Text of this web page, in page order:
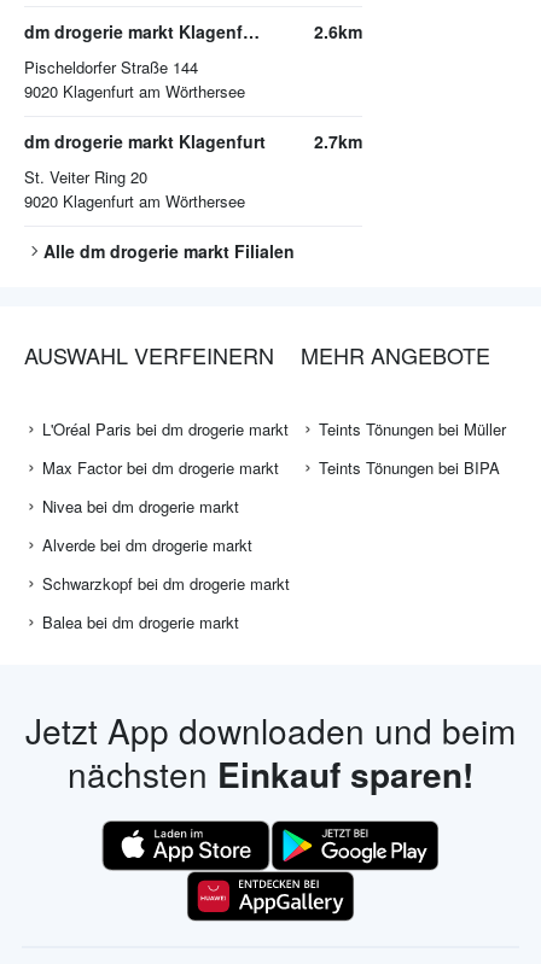
dm drogerie markt Klagenfurt am Wörthersee
Pischeldorfer Straße 144
9020 Klagenfurt am Wörthersee
2.6km
dm drogerie markt Klagenfurt
St. Veiter Ring 20
9020 Klagenfurt am Wörthersee
2.7km
Alle dm drogerie markt Filialen
AUSWAHL VERFEINERN
L'Oréal Paris bei dm drogerie markt
Max Factor bei dm drogerie markt
Nivea bei dm drogerie markt
Alverde bei dm drogerie markt
Schwarzkopf bei dm drogerie markt
Balea bei dm drogerie markt
MEHR ANGEBOTE
Teints Tönungen bei Müller
Teints Tönungen bei BIPA
Jetzt App downloaden und beim
nächsten Einkauf sparen!